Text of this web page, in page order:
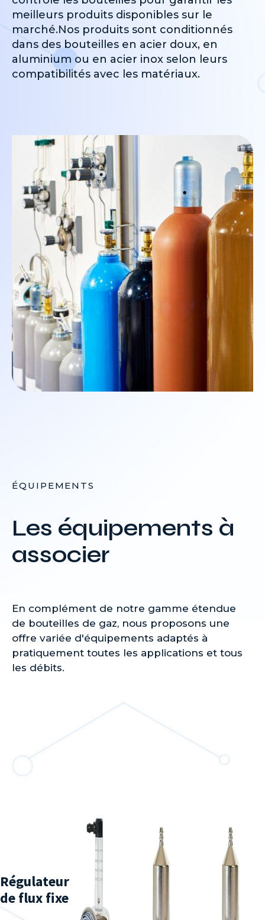
meilleurs produits disponibles sur le
marché.Nos produits sont conditionnés
dans des bouteilles en acier doux, en
aluminium ou en acier inox selon leurs
compatibilités avec les matériaux.
ÉQUIPEMENTS
Les équipements à
associer
En complément de notre gamme étendue
de bouteilles de gaz, nous proposons une
offre variée d'équipements adaptés à
pratiquement toutes les applications et tous
les débits.
Régulateur
de flux fixe